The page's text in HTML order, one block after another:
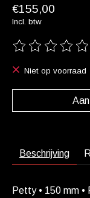
€155,00
Incl. btw
De beoordeling
Niet op voorraad
Beschrijving
Petty • 150 mm